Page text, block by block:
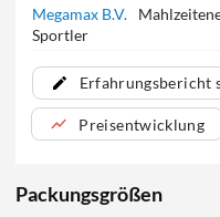
Megamax B.V.
Sportler
Erfahrungsbericht
Preisentwicklung
Packungsgrößen